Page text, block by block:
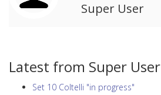
Super User
Latest from Super User
Set 10 Coltelli "in progress"